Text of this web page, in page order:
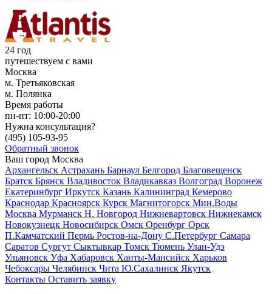
24 год
путешествуем с вами
Москва
м. Третьяковская
м. Полянка
Время работы
пн-пт: 10:00-20:00
Нужна консультация?
(495) 105-93-95
Обратный звонок
Ваш город Москва
Архангельск Астрахань Барнаул Белгород Благовещенск
Братск Брянск Владивосток Владикавказ Волгоград Воронеж
Екатеринбург Иркутск Казань Калининград Кемерово
Краснодар Красноярск Курск Магнитогорск Мин.Воды
Москва Мурманск Н. Новгород Нижневартовск Нижнекамск
Новокузнецк Новосибирск Омск Оренбург Орск
П.Камчатский Пермь Ростов-на-Дону С.Петербург Самара
Саратов Сургут Сыктывкар Томск Тюмень Улан-Удэ
Ульяновск Уфа Хабаровск Ханты-Мансийск Харьков
Чебоксары Челябинск Чита Ю.Сахалинск Якутск
Контакты Оставить заявку